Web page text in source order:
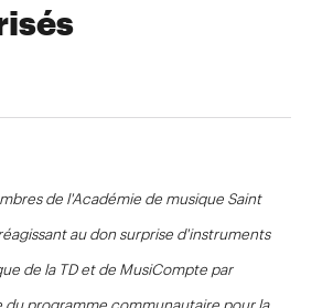
de l'Académie de musique Saint
au don surprise d'instruments
de la TD et de MusiCompte par
programme communautaire pour la